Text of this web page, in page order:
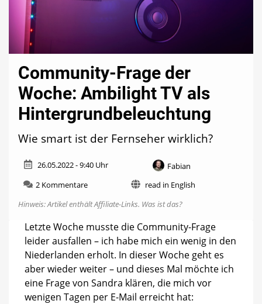
Community-Frage der
Woche: Ambilight TV als
Hintergrundbeleuchtung
Wie smart ist der Fernseher wirklich?
26.05.2022 - 9:40 Uhr
Fabian
2 Kommentarezu
Frage
Woche:
Ambilight
TV
als
Hintergrundbeleuchtung
read in English
Hinweis: Artikel enthält Affiliate-Links. Was ist das?
Letzte Woche musste die Community-Frage
leider ausfallen – ich habe mich ein wenig in den
Niederlanden erholt. In dieser Woche geht es
aber wieder weiter – und dieses Mal möchte ich
eine Frage von Sandra klären, die mich vor
wenigen Tagen per E-Mail erreicht hat: